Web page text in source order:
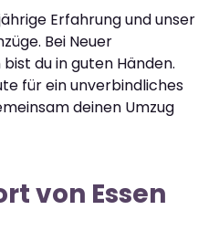
Erfahrung und unser
Bei Neuer
du in guten Händen.
für ein unverbindliches
deinen Umzug
von Essen